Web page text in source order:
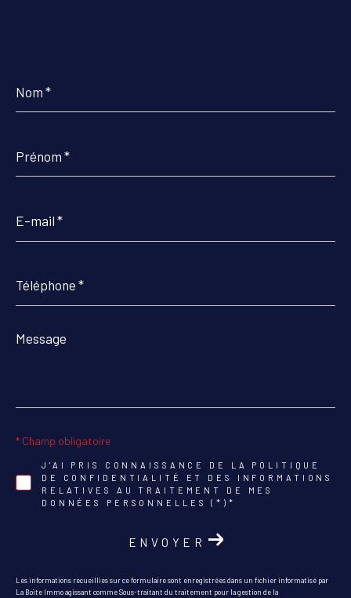
*
*
mail
*
Message
*
J'AI PRIS CONNAISSANCE DE LA POLITIQUE
DE CONFIDENTIALITÉ ET DES INFORMATIONS
RELATIVES AU TRAITEMENT DE MES
DONNÉES PERSONNELLES (*)*
* Champ obligatoire
ENVOYER
Les informations recueillies sur ce formulaire sont enregistrées dans un fichier informatisé par
La Boite Immo agissant comme Sous-traitant du traitement pour la gestion de la